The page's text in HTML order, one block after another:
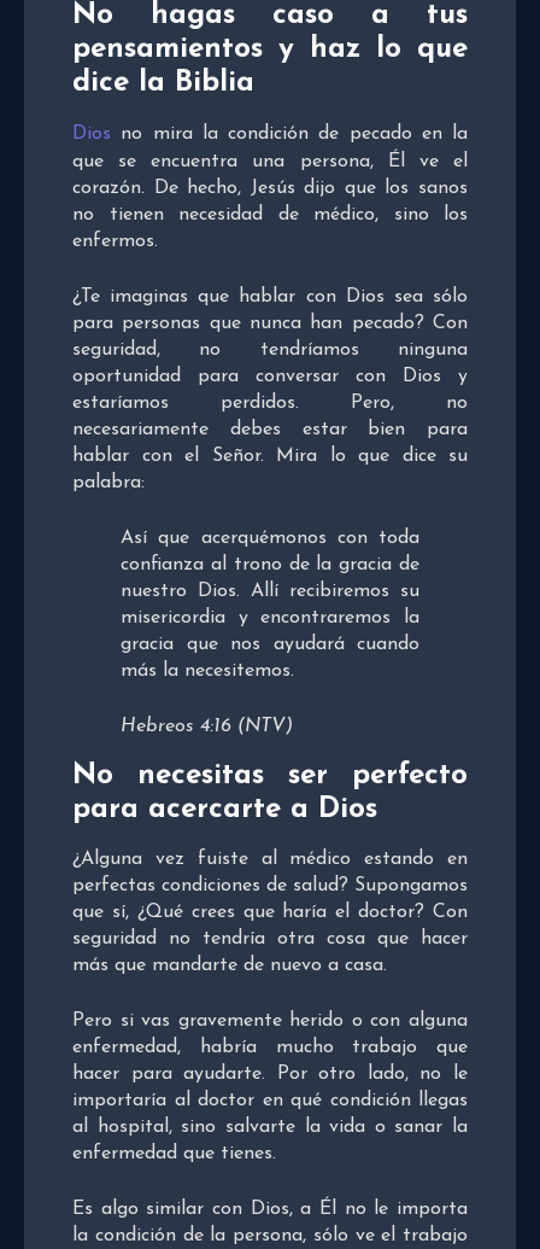
No hagas caso a tus
pensamientos y haz lo que
dice la Biblia
Dios no mira la condición de pecado en la
que se encuentra una persona, Él ve el
corazón. De hecho, Jesús dijo que los sanos
no tienen necesidad de médico, sino los
enfermos.
¿Te imaginas que hablar con Dios sea sólo
para personas que nunca han pecado? Con
seguridad, no tendríamos ninguna
oportunidad para conversar con Dios y
estaríamos perdidos. Pero, no
necesariamente debes estar bien para
hablar con el Señor. Mira lo que dice su
palabra:
Así que acerquémonos con toda
confianza al trono de la gracia de
nuestro Dios. Allí recibiremos su
misericordia y encontraremos la
gracia que nos ayudará cuando
más la necesitemos.
Hebreos 4:16 (NTV)
No necesitas ser perfecto
para acercarte a Dios
¿Alguna vez fuiste al médico estando en
perfectas condiciones de salud? Supongamos
que sí, ¿Qué crees que haría el doctor? Con
seguridad no tendría otra cosa que hacer
más que mandarte de nuevo a casa.
Pero si vas gravemente herido o con alguna
enfermedad, habría mucho trabajo que
hacer para ayudarte. Por otro lado, no le
importaría al doctor en qué condición llegas
al hospital, sino salvarte la vida o sanar la
enfermedad que tienes.
Es algo similar con Dios, a Él no le importa
la condición de la persona, sólo ve el trabajo